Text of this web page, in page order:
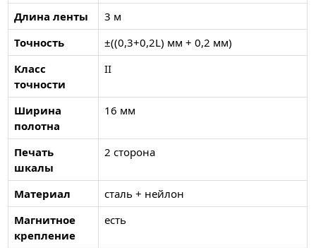
Длина ленты
3 м
Точность
±((0,3+0,2L) мм + 0,2 мм)
Класс
точности
II
Ширина
полотна
16 мм
Печать
шкалы
2 сторона
Материал
сталь + нейлон
Магнитное
крепление
есть